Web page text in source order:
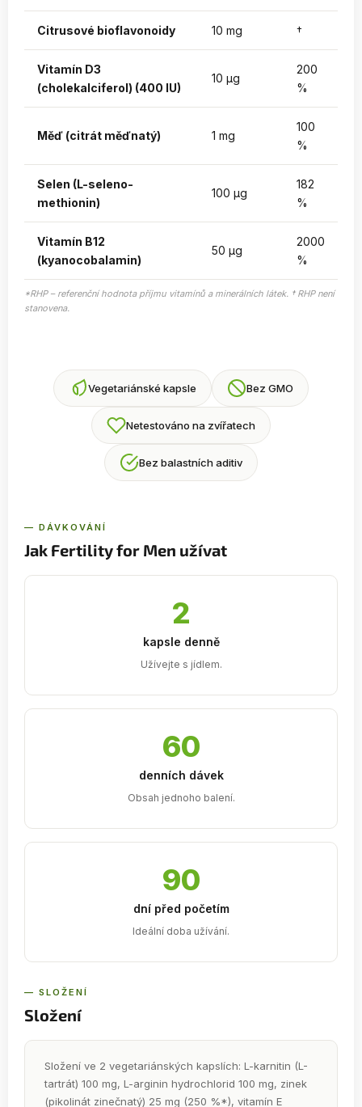
Citrusové bioflavonoidy 10 mg †
Vitamín D3
(cholekalciferol) (400 IU)
10 µg
200
%
Měď (citrát měďnatý) 1 mg
100
%
Selen (L-seleno-
methionin)
100 µg
182
%
Vitamín B12
(kyanocobalamin)
50 µg
2000
%
*RHP – referenční hodnota příjmu vitamínů a minerálních látek. † RHP není
stanovena.
Vegetariánské kapsle Bez GMO
Netestováno na zvířatech
Bez balastních aditiv
— DÁVKOVÁNÍ
Jak Fertility for Men užívat
2
kapsle denně
Užívejte s jídlem.
60
denních dávek
Obsah jednoho balení.
90
dní před početím
Ideální doba užívání.
— SLOŽENÍ
Složení
Složení ve 2 vegetariánských kapslích: L-karnitin (L-
tartrát) 100 mg, L-arginin hydrochlorid 100 mg, zinek
(pikolinát zinečnatý) 25 mg (250 %*), vitamín E